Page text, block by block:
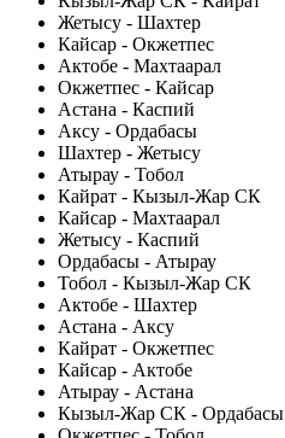
Жетысу - Шахтер
Кайсар - Окжетпес
Актобе - Махтаарал
Окжетпес - Кайсар
Астана - Каспий
Аксу - Ордабасы
Шахтер - Жетысу
Атырау - Тобол
Кайрат - Кызыл-Жар СК
Кайсар - Махтаарал
Жетысу - Каспий
Ордабасы - Атырау
Тобол - Кызыл-Жар СК
Актобе - Шахтер
Астана - Аксу
Кайрат - Окжетпес
Кайсар - Актобе
Атырау - Астана
Кызыл-Жар СК - Ордабасы